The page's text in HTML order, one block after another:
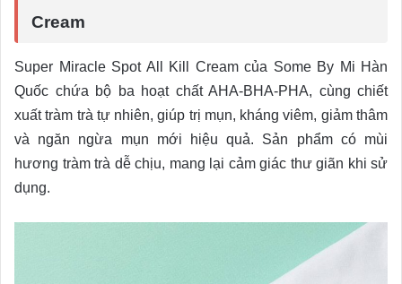
Cream
Super Miracle Spot All Kill Cream của Some By Mi Hàn
Quốc chứa bộ ba hoạt chất AHA-BHA-PHA, cùng chiết
xuất tràm trà tự nhiên, giúp trị mụn, kháng viêm, giảm thâm
và ngăn ngừa mụn mới hiệu quả. Sản phẩm có mùi
hương tràm trà dễ chịu, mang lại cảm giác thư giãn khi sử
dụng.